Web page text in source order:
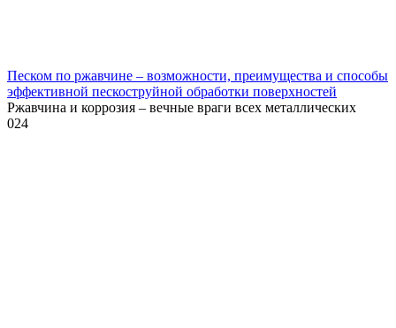
Песком по ржавчине – возможности, преимущества и способы
эффективной пескоструйной обработки поверхностей
Ржавчина и коррозия – вечные враги всех металлических
024